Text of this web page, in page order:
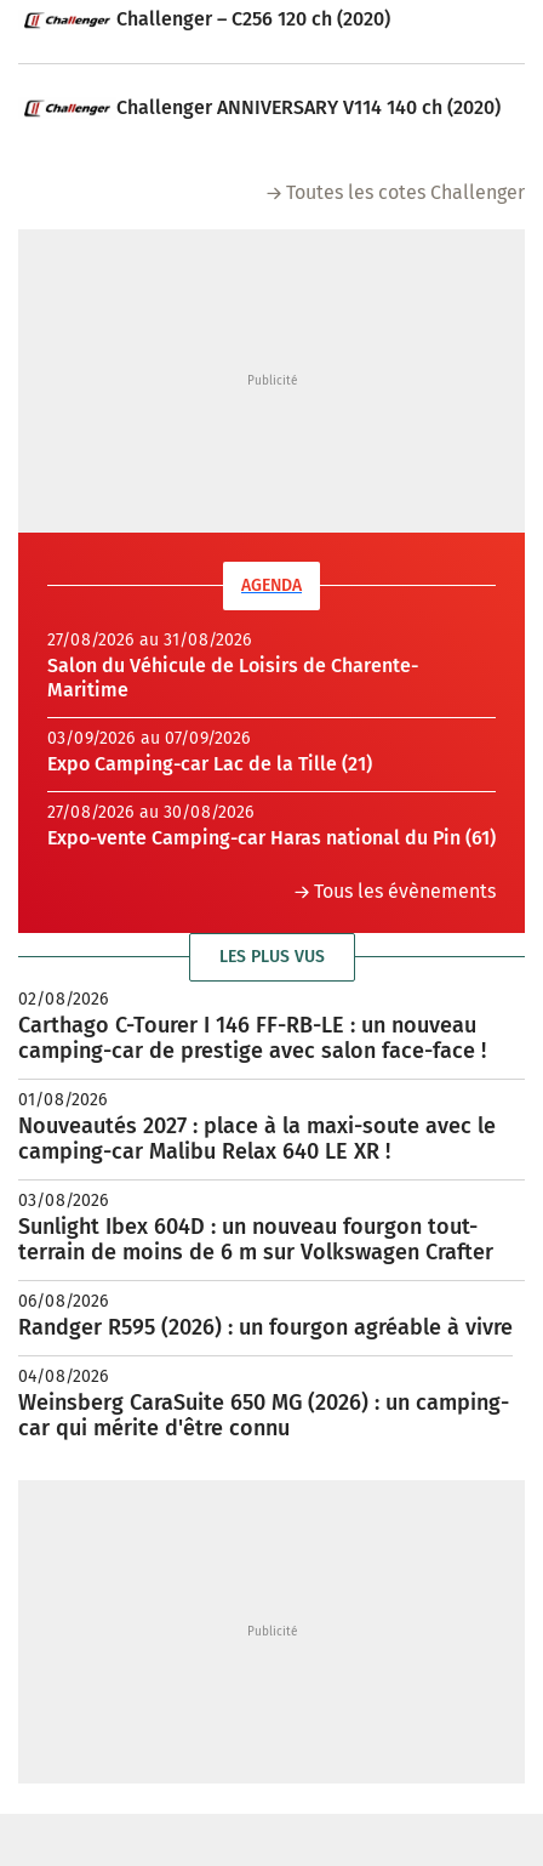
Challenger – C256 120 ch (2020)
Challenger ANNIVERSARY V114 140 ch (2020)
Toutes les cotes Challenger
AGENDA
27/08/2026 au 31/08/2026
Salon du Véhicule de Loisirs de Charente-
Maritime
03/09/2026 au 07/09/2026
Expo Camping-car Lac de la Tille (21)
27/08/2026 au 30/08/2026
Expo-vente Camping-car Haras national du Pin (61)
Tous les évènements
LES PLUS VUS
02/08/2026
Carthago C-Tourer I 146 FF-RB-LE : un nouveau
camping-car de prestige avec salon face-face !
01/08/2026
Nouveautés 2027 : place à la maxi-soute avec le
camping-car Malibu Relax 640 LE XR !
03/08/2026
Sunlight Ibex 604D : un nouveau fourgon tout-
terrain de moins de 6 m sur Volkswagen Crafter
06/08/2026
Randger R595 (2026) : un fourgon agréable à vivre
04/08/2026
Weinsberg CaraSuite 650 MG (2026) : un camping-
car qui mérite d'être connu